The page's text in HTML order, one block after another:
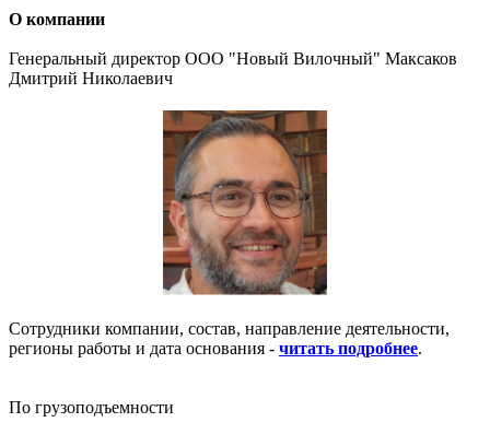
О компании
Генеральный директор ООО "Новый Вилочный" Максаков
Дмитрий Николаевич
Сотрудники компании, состав, направление деятельности,
регионы работы и дата основания - читать подробнее.
По грузоподъемности